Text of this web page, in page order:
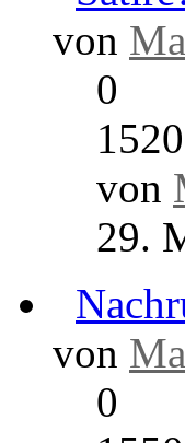
von
0
von
3.